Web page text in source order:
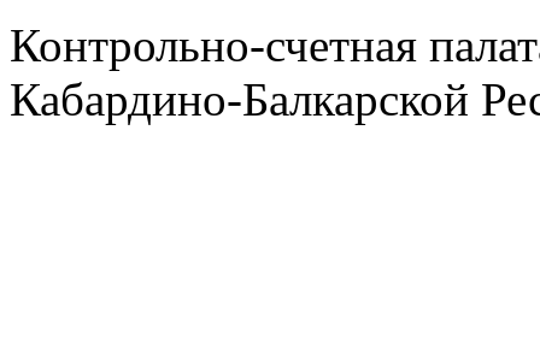
Контрольно-счетная
Кабардино-Балкарской